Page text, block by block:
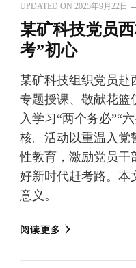
UPDATED ON 2025年9月22日
某矿科技党员
考”初心
某矿科技组织党员赴
专题授课、敬献花篮
入学习“两个务必”“
核。活动以重温入党
性教育，激励党员干
好新时代赶考路。本
意义。
阅读更多